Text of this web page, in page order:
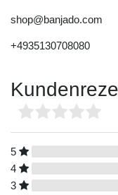
shop@banjado.com
+4935130708080
5
4
3